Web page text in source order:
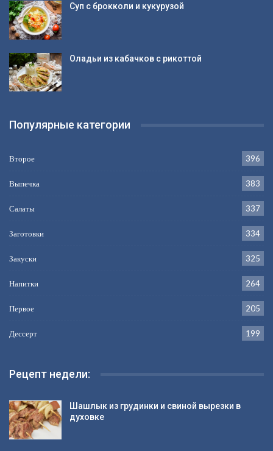
Суп с брокколи и кукурузой
Оладьи из кабачков с рикоттой
Популярные категории
Второе 396
Выпечка 383
Салаты 337
Заготовки 334
Закуски 325
Напитки 264
Первое 205
Дессерт 199
Рецепт недели:
Шашлык из грудинки и свиной вырезки в
духовке